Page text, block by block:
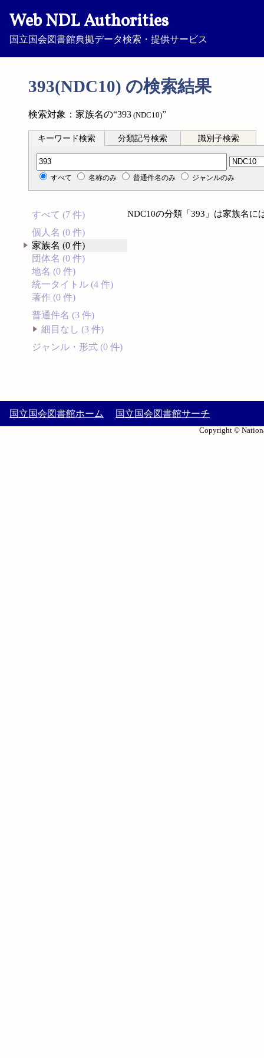
Web NDL Authorities
国立国会図書館典拠データ検索・提供サービス
393(NDC10) の検索結果
検索対象：家族名の“393 (NDC10)”
キーワード検索 分類記号検索 識別子検索
分類記号検索
すべて 名称のみ 普通件名のみ ジャンルのみ
すべて (7 件)
個人名 (0 件)
家族名 (0 件)
団体名 (0 件)
地名 (0 件)
統一タイトル (4 件)
著作 (0 件)
普通件名 (3 件)
細目なし (3 件)
ジャンル・形式 (0 件)
NDC10の分類「393」は家族名に
国立国会図書館ホーム 国立国会図書館サーチ
Copyright ©